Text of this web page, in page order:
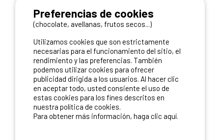
ME INSCRIBO
NUESTROS PARTNERS
Preferencias de cookies
(chocolate, avellanas, frutos secos...)
Utilizamos cookies que son estrictamente
necesarias para el funcionamiento del sitio, el
rendimiento y las preferencias. También
podemos utilizar cookies para ofrecer
publicidad dirigida a los usuarios. Al hacer clic
en aceptar todo, usted consiente el uso de
estas cookies para los fines descritos en
nuestra política de cookies.
Para obtener más información, haga clic aquí.